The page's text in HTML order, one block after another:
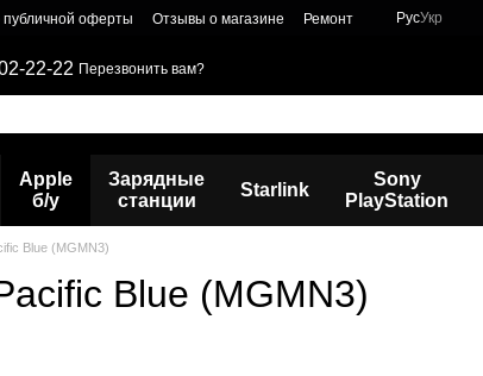
публичной оферты Отзывы о магазине Ремонт РусУкр
22-22 Перезвонить вам?
Apple
б/у
Зарядные
станции
Starlink
Sony
PlayStation
Blue (MGMN3)
Blue (MGMN3)